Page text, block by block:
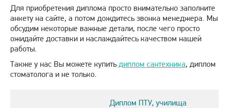
Для приобретения диплома просто внимательно заполните
анкету на сайте, а потом дождитесь звонка менеджера. Мы
обсудим некоторые важные детали, после чего просто
ожидайте доставки и наслаждайтесь качеством нашей
работы.
Также у нас Вы можете купитьдиплом сантехника, диплом
стоматолога и не только.
Диплом ПТУ, училища